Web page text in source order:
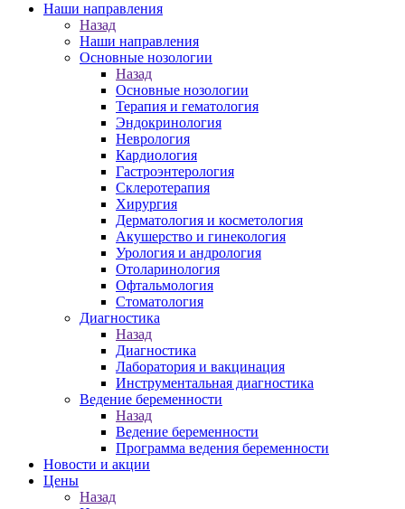
Наши направления
Назад
Наши направления
Основные нозологии
Назад
Основные нозологии
Терапия и гематология
Эндокринология
Неврология
Кардиология
Гастроэнтерология
Склеротерапия
Хирургия
Дерматология и косметология
Акушерство и гинекология
Урология и андрология
Отоларинология
Офтальмология
Стоматология
Диагностика
Назад
Диагностика
Лаборатория и вакцинация
Инструментальная диагностика
Ведение беременности
Назад
Ведение беременности
Программа ведения беременности
Новости и акции
Цены
Назад